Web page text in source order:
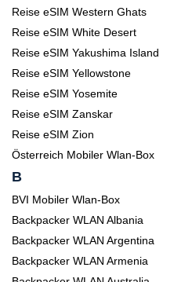
Reise eSIM Western Ghats
Reise eSIM White Desert
Reise eSIM Yakushima Island
Reise eSIM Yellowstone
Reise eSIM Yosemite
Reise eSIM Zanskar
Reise eSIM Zion
Österreich Mobiler Wlan-Box
B
BVI Mobiler Wlan-Box
Backpacker WLAN Albania
Backpacker WLAN Argentina
Backpacker WLAN Armenia